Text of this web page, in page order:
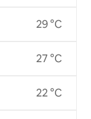
29 °C
27 °C
22 °C